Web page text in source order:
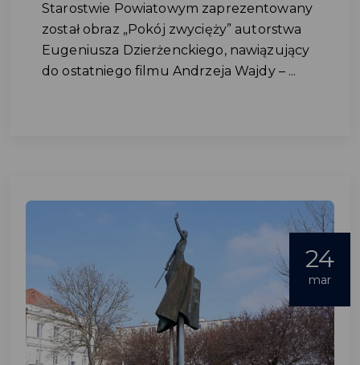
Starostwie Powiatowym zaprezentowany
został obraz „Pokój zwycięży” autorstwa
Eugeniusza Dzierżenckiego, nawiązujący
do ostatniego filmu Andrzeja Wajdy – ...
24
mar